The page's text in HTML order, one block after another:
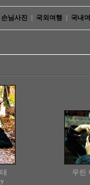
손님사진 국외여행 국내
우린